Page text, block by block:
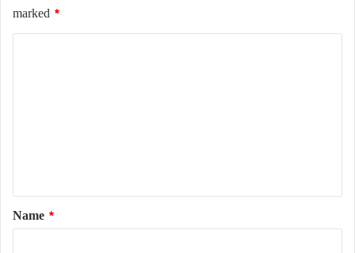
marked *
*
Name *